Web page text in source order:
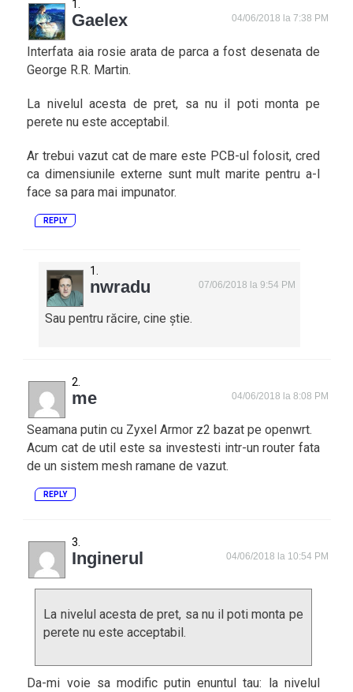
Gaelex 04/06/2018 la 7:38 PM
Interfata aia rosie arata de parca a fost desenata de
George R.R. Martin.
La nivelul acesta de pret, sa nu il poti monta pe
perete nu este acceptabil.
Ar trebui vazut cat de mare este PCB-ul folosit, cred
ca dimensiunile externe sunt mult marite pentru a-l
face sa para mai impunator.
REPLY
nwradu 07/06/2018 la 9:54 PM
Sau pentru răcire, cine știe.
me 04/06/2018 la 8:08 PM
Seamana putin cu Zyxel Armor z2 bazat pe openwrt.
Acum cat de util este sa investesti intr-un router fata
de un sistem mesh ramane de vazut.
REPLY
Inginerul 04/06/2018 la 10:54 PM
La nivelul acesta de pret, sa nu il poti monta pe
perete nu este acceptabil.
Da-mi voie sa modific putin enuntul tau: la nivelul